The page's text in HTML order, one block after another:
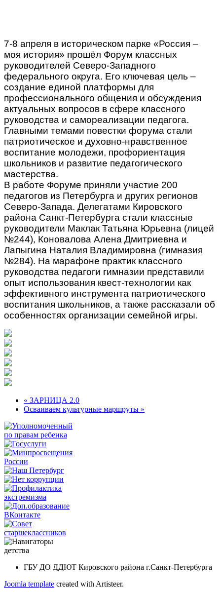
7-8 апреля в историческом парке «Россия –
моя история» прошёл Форум классных
руководителей Северо-Западного
федерального округа. Его ключевая цель –
создание единой платформы для
профессионального общения и обсуждения
актуальных вопросов в сфере классного
руководства и самореализации педагога.
Главными темами повестки форума стали
патриотическое и духовно-нравственное
воспитание молодежи, профориентация
школьников и развитие педагогического
мастерства.
В работе Форуме приняли участие 200
педагогов из Петербурга и других регионов
Северо-Запада. Делегатами Кировского
района Санкт-Петербурга стали классные
руководители Маклак Татьяна Юрьевна (лицей
№244), Коновалова Алена Дмитриевна и
Лапыгина Наталия Владимировна (гимназия
№284). На марафоне практик классного
руководства педагоги гимназии представили
опыт использования квест-технологии как
эффективного инструмента патриотического
воспитания школьников, а также рассказали об
особенностях организации семейной игры.
« ЗАРНИЦА 2.0
Осваиваем культурные маршруты »
ГБУ ДО ДДЮТ Кировского района г.Санкт-Петербурга
Joomla template created with Artisteer.